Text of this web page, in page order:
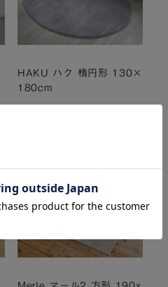
HAKU ハク 楕円形 130×
180cm